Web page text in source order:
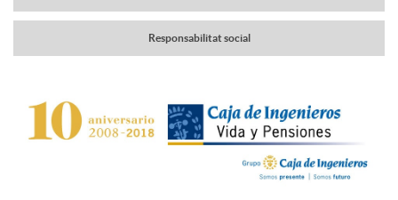
a
e
g
a
Responsabilitat social
C
P